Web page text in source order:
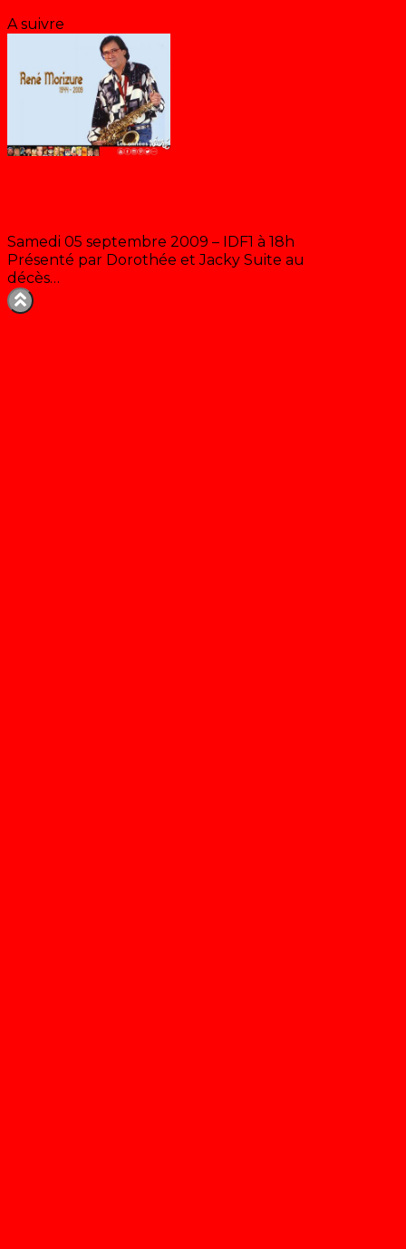
A suivre
Samedi 05 septembre 2009 – IDF1 à 18h
Présenté par Dorothée et Jacky Suite au
décès…